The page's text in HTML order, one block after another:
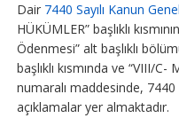
Dair 7440 Sayılı Kanun
HÜKÜMLER” başlıklı
Ödenmesi” alt başlıklı
başlıklı kısmında ve “VIII/
numaralı maddesinde, 7440
açıklamalar yer almaktadır.